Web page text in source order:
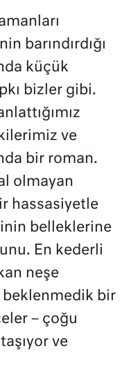
barındırdığı
küçük
bizler gibi.
ve
bir roman.
olmayan
hassasiyetle
belleklerine
En kederli
neşe
beklenmedik bir
– çoğu
ve